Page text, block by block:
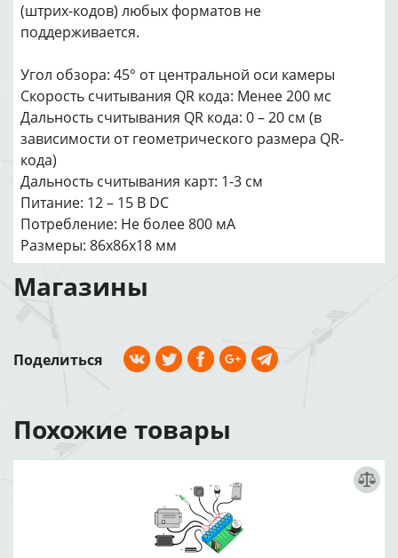
(штрих-кодов) любых форматов не
поддерживается.
Угол обзора: 45° от центральной оси камеры
Скорость считывания QR кода: Менее 200 мс
Дальность считывания QR кода: 0 – 20 см (в
зависимости от геометрического размера QR-
кода)
Дальность считывания карт: 1-3 см
Питание: 12 – 15 В DC
Потребление: Не более 800 мА
Размеры: 86х86х18 мм
Магазины
Поделиться
Похожие товары